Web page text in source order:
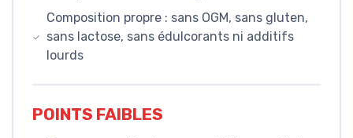
Composition propre : sans OGM, sans gluten,
sans lactose, sans édulcorants ni additifs
lourds
POINTS FAIBLES